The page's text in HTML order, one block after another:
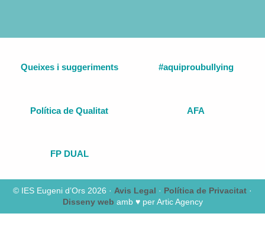
Queixes i suggeriments #aquiproubullying
Política de Qualitat AFA
FP DUAL
© IES Eugeni d’Ors 2026 · Avis Legal · Política de Privacitat ·
Disseny web amb ♥️ per Artic Agency